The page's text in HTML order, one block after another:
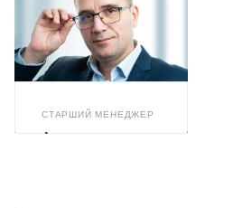
СТАРШИЙ МЕНЕДЖЕР
Александр